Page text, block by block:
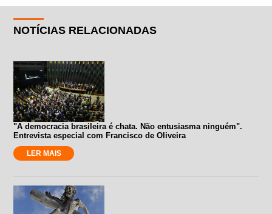
NOTÍCIAS RELACIONADAS
"A democracia brasileira é chata. Não entusiasma ninguém".
Entrevista especial com Francisco de Oliveira
LER MAIS